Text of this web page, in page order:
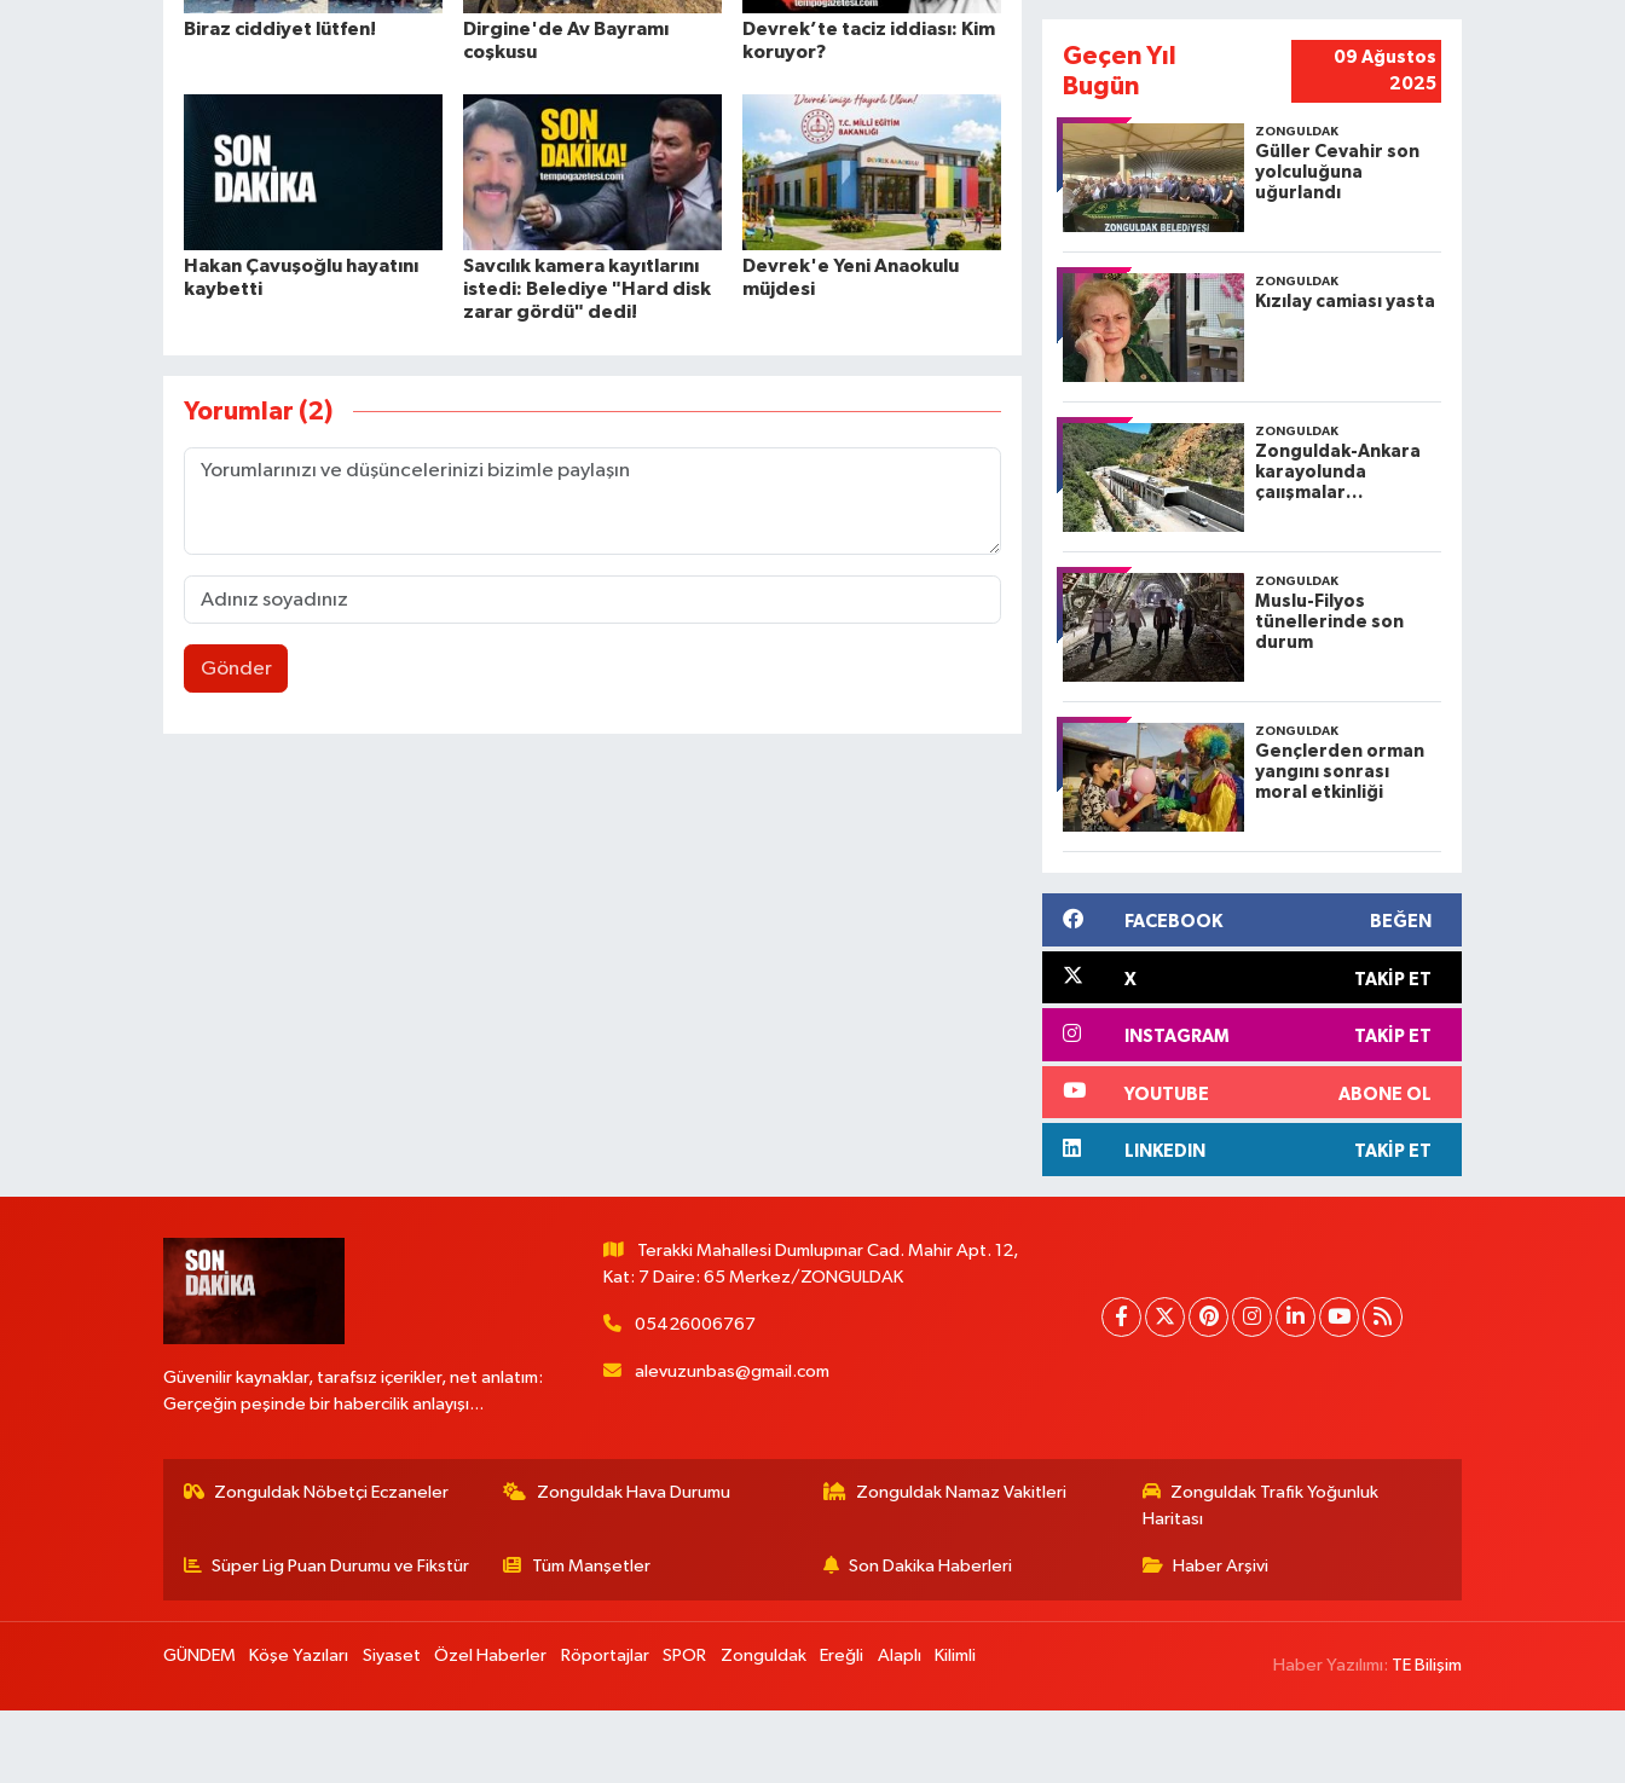
Biraz ciddiyet lütfen!
Dirgine'de Av Bayramı
coşkusu
Devrek’te taciz iddiası: Kim
koruyor?
Hakan Çavuşoğlu hayatını
kaybetti
Savcılık kamera kayıtlarını
istedi: Belediye "Hard disk
zarar gördü" dedi!
Devrek'e Yeni Anaokulu
müjdesi
Yorumlar (2)
Gönder
Geçen Yıl
Bugün
09 Ağustos
2025
ZONGULDAK
Güller Cevahir son
yolculuğuna
uğurlandı
ZONGULDAK
Kızılay camiası yasta
ZONGULDAK
Zonguldak-Ankara
karayolunda
çaıışmalar
ZONGULDAK
Muslu-Filyos
tünellerinde son
durum
ZONGULDAK
Gençlerden orman
yangını sonrası
moral etkinliği
FACEBOOK BEĞEN
X TAKIP ET
INSTAGRAM TAKIP ET
YOUTUBE ABONE OL
LINKEDIN TAKIP ET
Güvenilir kaynaklar, tarafsız içerikler, net anlatım:
Gerçeğin peşinde bir habercilik anlayışı...
Terakki Mahallesi Dumlupınar Cad. Mahir Apt. 12,
Kat: 7 Daire: 65 Merkez/ZONGULDAK
05426006767
alevuzunbas@gmail.com
Zonguldak Nöbetçi Eczaneler Zonguldak Hava Durumu Zonguldak Namaz Vakitleri
Zonguldak Trafik Yoğunluk
Haritası
Süper Lig Puan Durumu ve Fikstür Tüm Manşetler Son Dakika Haberleri Haber Arşivi
GÜNDEM Köşe Yazıları Siyaset Özel Haberler Röportajlar SPOR Zonguldak Ereğli Alaplı Kilimli
Haber Yazılımı: TE Bilişim